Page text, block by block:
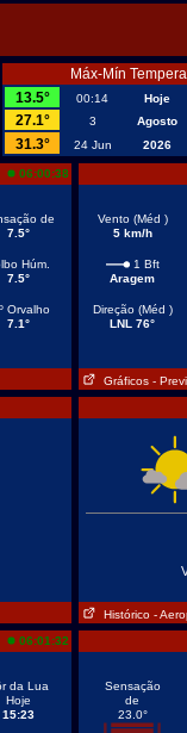
Máx-Mín
13.5°
00:14 Hoje
27.1°
3 Agosto
31.3°
24 Jun 2026
06:00:38
de
7.5°
Húm.
7.5°
Orvalho
7.1°
Vento (Méd )
5 km/h
1 Bft
Aragem
Direção (Méd )
LNL 76°
Gráficos -
Histórico -
06:01:32
da Lua
Hoje
15:23
Sensação
de
23.0°